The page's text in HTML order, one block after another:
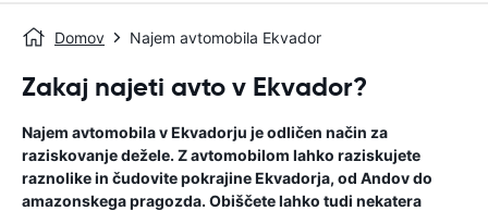
Domov Najem avtomobila Ekvador
Zakaj najeti avto v Ekvador?
Najem avtomobila v Ekvadorju je odličen način za
raziskovanje dežele. Z avtomobilom lahko raziskujete
raznolike in čudovite pokrajine Ekvadorja, od Andov do
amazonskega pragozda. Obiščete lahko tudi nekatera